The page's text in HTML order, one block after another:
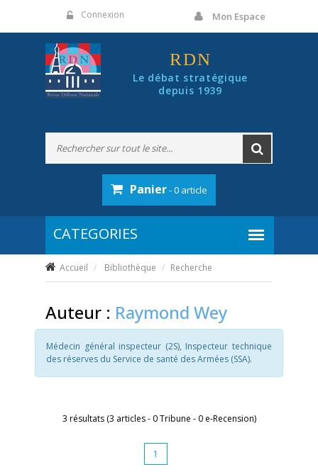
Connexion Mon Espace
RDN
Le débat stratégique
depuis 1939
Panier- 0 article
Accueil Bibliothèque Recherche
Auteur : Raymond Wey
Médecin général inspecteur (2S), Inspecteur technique
des réserves du Service de santé des Armées (SSA).
3 résultats (3 articles - 0 Tribune - 0 e-Recension)
1